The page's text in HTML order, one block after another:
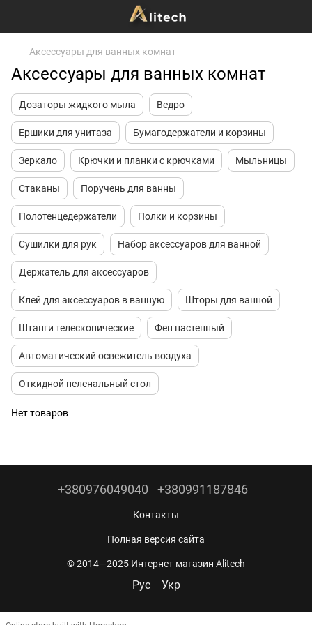
Аксессуары для ванных комнат
Аксессуары для ванных комнат
Дозаторы жидкого мыла Ведро
Ершики для унитаза Бумагодержатели и корзины
Зеркало Крючки и планки с крючками Мыльницы
Стаканы Поручень для ванны
Полотенцедержатели Полки и корзины
Сушилки для рук Набор аксессуаров для ванной
Держатель для аксессуаров
Клей для аксессуаров в ванную Шторы для ванной
Штанги телескопические Фен настенный
Автоматический освежитель воздуха
Откидной пеленальный стол
Нет товаров
+380976049040 +380991187846
Контакты
Полная версия сайта
© 2014—2025 Интернет магазин Alitech
Рус Укр